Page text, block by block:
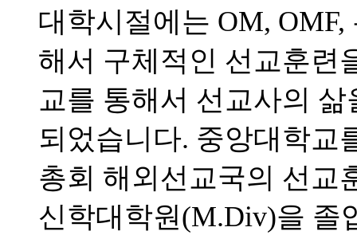
대학시절에는 OM,
해서 구체적인 선교훈련
교를 통해서 선교사의
되었습니다. 중앙대학교
총회 해외선교국의 선교
신학대학원(M.Div)을 졸